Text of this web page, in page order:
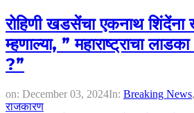
रोहिणी खडसेंचा एकनाथ शिंदेंना
म्हणाल्या, ” महाराष्ट्राचा
?”
on: December 03, 2024In: Breaking News,
राजकारण